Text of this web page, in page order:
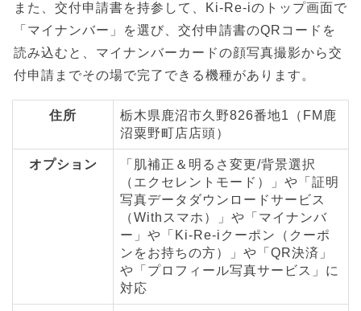
また、交付申請書を持参して、Ki-Re-iのトップ画面で
「マイナンバー」を選び、交付申請書のQRコードを
読み込むと、マイナンバーカードの顔写真撮影から交
付申請までその場で完了できる機種があります。
住所
栃木県鹿沼市久野826番地1（FM鹿
沼粟野町店店頭）
オプション
「肌補正＆明るさ変更/背景選択
（エクセレントモード）」や「証明
写真データダウンロードサービス
（Withスマホ）」や「マイナンバ
ー」や「Ki-Re-iクーポン（クーポ
ンをお持ちの方）」や「QR決済」
や「プロフィール写真サービス」に
対応